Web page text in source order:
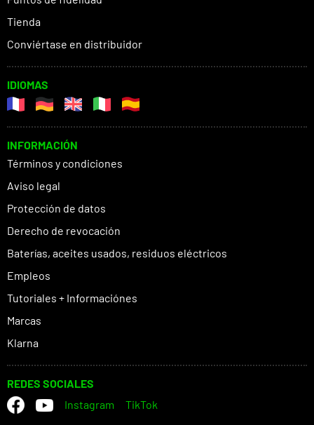
Tienda
Conviértase en distribuidor
IDIOMAS
INFORMACIÓN
Términos y condiciones
Aviso legal
Protección de datos
Derecho de revocación
Baterías, aceites usados, residuos eléctricos
Empleos
Tutoriales + Informaciónes
Marcas
Klarna
REDES SOCIALES
Instagram
TikTok